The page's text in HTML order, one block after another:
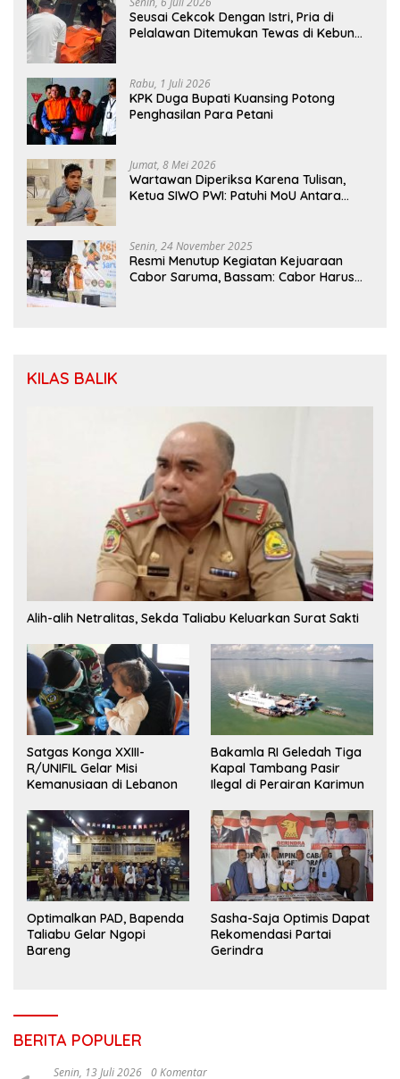
Seusai Cekcok Dengan Istri, Pria di
Pelalawan Ditemukan Tewas di Kebun
Rabu, 1 Juli 2026
KPK Duga Bupati Kuansing Potong
Penghasilan Para Petani
Jumat, 8 Mei 2026
Wartawan Diperiksa Karena Tulisan,
Ketua SIWO PWI: Patuhi MoU Antara
Senin, 24 November 2025
Resmi Menutup Kegiatan Kejuaraan
Cabor Saruma, Bassam: Cabor Harus
KILAS BALIK
Alih-alih Netralitas, Sekda Taliabu Keluarkan Surat Sakti
Satgas Konga XXIII-
R/UNIFIL Gelar Misi
Kemanusiaan di Lebanon
Bakamla RI Geledah Tiga
Kapal Tambang Pasir
Ilegal di Perairan Karimun
Optimalkan PAD, Bapenda
Taliabu Gelar Ngopi
Bareng
Sasha-Saja Optimis Dapat
Rekomendasi Partai
Gerindra
BERITA POPULER
Senin, 13 Juli 2026 0 Komentar